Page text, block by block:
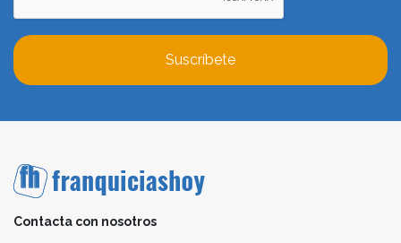
Suscríbete
Contacta con nosotros